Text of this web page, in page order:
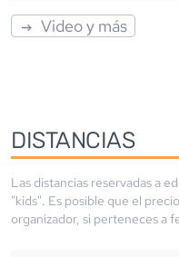
Video y más
DISTANCIAS
Las distancias reservadas a
"kids". Es posible que el
organizador, si perteneces a